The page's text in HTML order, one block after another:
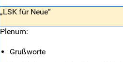
„LSK für Neue“
Plenum:
Grußworte